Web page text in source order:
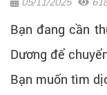
Bạn đang cần
Dương để
Bạn muốn tìm